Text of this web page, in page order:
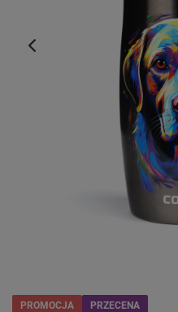
PROMOCJA PRZECENA